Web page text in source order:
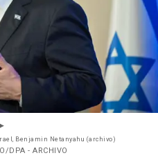
Benjamin Netanyahu (archivo)
DPA - ARCHIVO